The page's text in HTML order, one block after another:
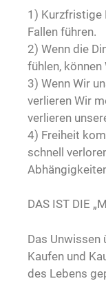
1) Kurzfristige
Fallen führen.
2) Wenn die
fühlen,
3) Wenn Wir
verlieren Wir
verlieren
4) Freiheit
schnell
DAS IST DIE
Das Unwissen
Kaufen und
des Lebens